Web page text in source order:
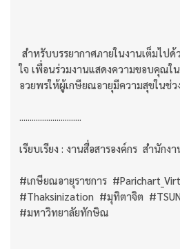
สำหรับบรรยากาศภายในงานเต็มไป
ใจ เพื่อนร่วมงานแสดงความขอบคุณใ
อวยพรให้ผู้เกษียณอายุมีความสุขในช่ว
..............................
เรียบเรียง : งานสื่อสารองค์กร สำนัก
#เกษียณอายุราชการ
#Thaksinization #มุทิตาจิต
#มหาวิทยาลัยทักษิณ